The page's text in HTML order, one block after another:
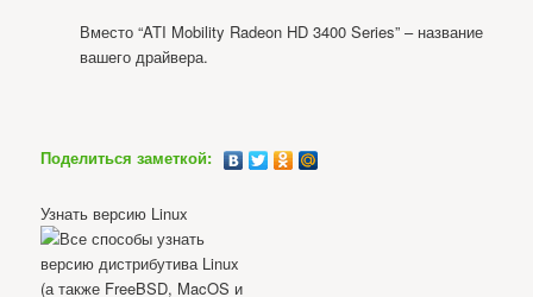
Вместо “ATI Mobility Radeon HD 3400 Series” – название
вашего драйвера.
Поделиться заметкой:
Узнать версию Linux